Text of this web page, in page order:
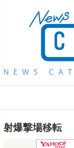
QAB
射爆撃場移転